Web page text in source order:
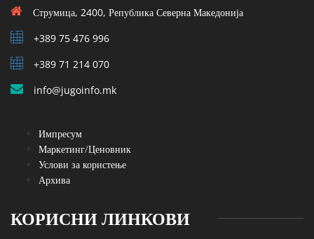
Струмица, 2400, Република Северна Македонија
+389 75 476 996
+389 71 214 070
info@jugoinfo.mk
Импресум
Маркетинг/Ценовник
Услови за користење
Архива
КОРИСНИ ЛИНКОВИ